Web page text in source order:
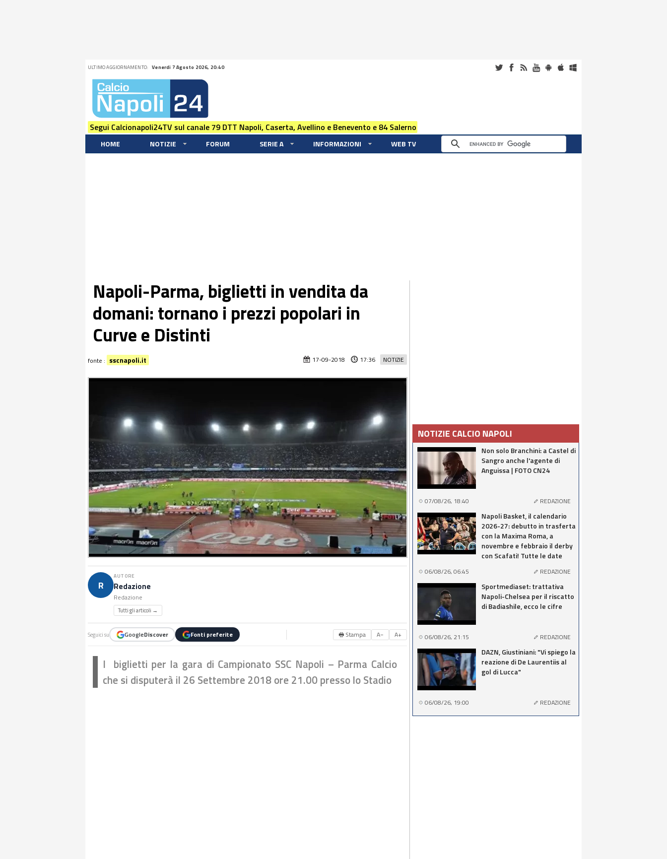
ULTIMO AGGIORNAMENTO: Venerdi 7 Agosto 2026, 20:40
Segui Calcionapoli24TV sul canale 79 DTT Napoli, Caserta, Avellino e Benevento e 84 Salerno
HOME NOTIZIE FORUM SERIE A INFORMAZIONI WEB TV
Napoli-Parma, biglietti in vendita da
domani: tornano i prezzi popolari in
Curve e Distinti
NOTIZIE
17-09-2018 17:36
fonte : sscnapoli.it
R
AUTORE
Redazione
Redazione
Tutti gli articoli →
Seguici su GoogleDiscover Fonti preferite 🖶 Stampa A− A+
I biglietti per la gara di Campionato SSC Napoli – Parma Calcio
che si disputerà il 26 Settembre 2018 ore 21.00 presso lo Stadio
NOTIZIE CALCIO NAPOLI
Non solo Branchini: a Castel di
Sangro anche l'agente di
Anguissa | FOTO CN24
07/08/26, 18:40 REDAZIONE
Napoli Basket, il calendario
2026-27: debutto in trasferta
con la Maxima Roma, a
novembre e febbraio il derby
con Scafati! Tutte le date
06/08/26, 06:45 REDAZIONE
Sportmediaset: trattativa
Napoli-Chelsea per il riscatto
di Badiashile, ecco le cifre
06/08/26, 21:15 REDAZIONE
DAZN, Giustiniani: "Vi spiego la
reazione di De Laurentiis al
gol di Lucca"
06/08/26, 19:00 REDAZIONE